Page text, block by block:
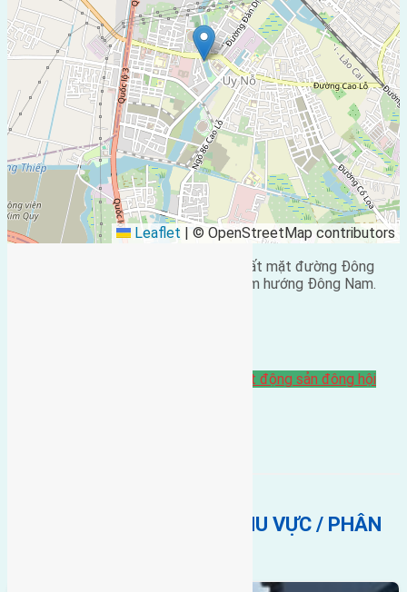
Leaflet | © OpenStreetMap contributors
diện tích 200m2(8×25) đất mặt đường Đông
Hội, Đông Anh cách cầu Đông Trù 1,2km hướng Đông Nam.
bất động sản đông hội
BẤT ĐỘNG SẢN CÙNG KHU VỰC / PHÂN